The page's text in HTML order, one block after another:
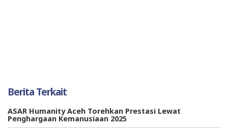
Berita Terkait
ASAR Humanity Aceh Torehkan Prestasi Lewat
Penghargaan Kemanusiaan 2025